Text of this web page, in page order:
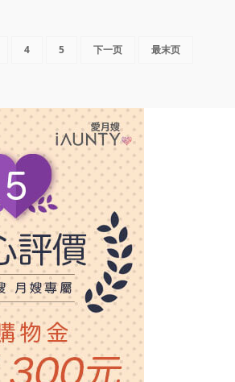
4 5 下一页 最末页